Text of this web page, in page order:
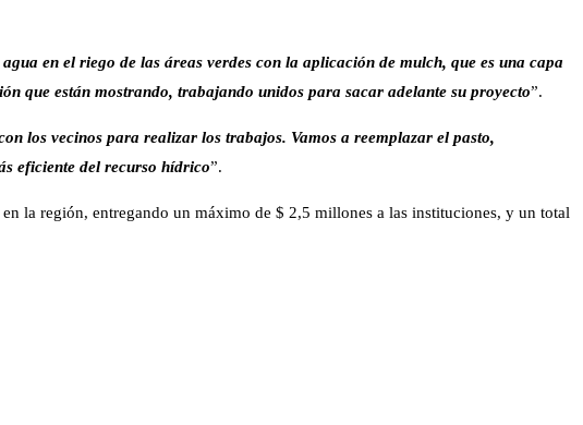
en el riego de las áreas verdes con la aplicación de mulch, que es una capa
que están mostrando, trabajando unidos para sacar adelante su proyecto”.
los vecinos para realizar los trabajos. Vamos a reemplazar el pasto,
eficiente del recurso hídrico”.
la región, entregando un máximo de $ 2,5 millones a las instituciones, y un total